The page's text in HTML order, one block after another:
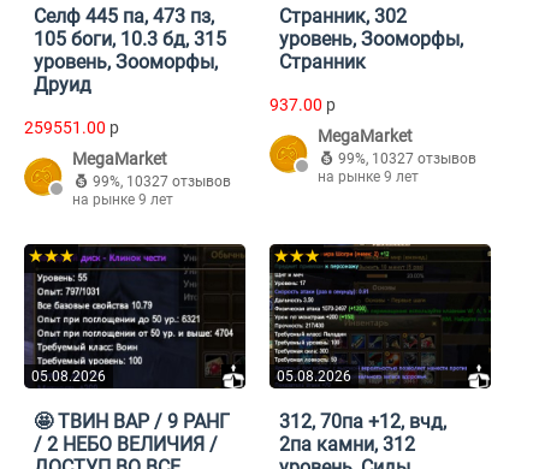
Селф 445 па, 473 пз,
105 боги, 10.3 бд, 315
уровень, Зооморфы,
Друид
259551.00 p
MegaMarket
99%, 10327 отзывов
на рынке 9 лет
Странник, 302
уровень, Зооморфы,
Странник
937.00 p
MegaMarket
99%, 10327 отзывов
на рынке 9 лет
05.08.2026
★★★
🤩 ТВИН ВАР / 9 РАНГ
/ 2 НЕБО ВЕЛИЧИЯ /
05.08.2026
★★★
312, 70па +12, вчд,
2па камни, 312